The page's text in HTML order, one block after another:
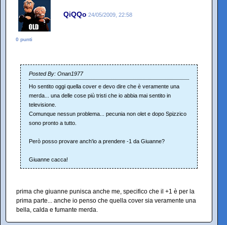
QiQQo 24/05/2009, 22:58
0 punti
Posted By: Onan1977
Ho sentito oggi quella cover e devo dire che è veramente una
merda... una delle cose più tristi che io abbia mai sentito in
televisione.
Comunque nessun problema... pecunia non olet e dopo Spizzico
sono pronto a tutto.
Però posso provare anch'io a prendere -1 da Giuanne?
Giuanne cacca!
prima che giuanne punisca anche me, specifico che il +1 è per la
prima parte... anche io penso che quella cover sia veramente una
bella, calda e fumante merda.